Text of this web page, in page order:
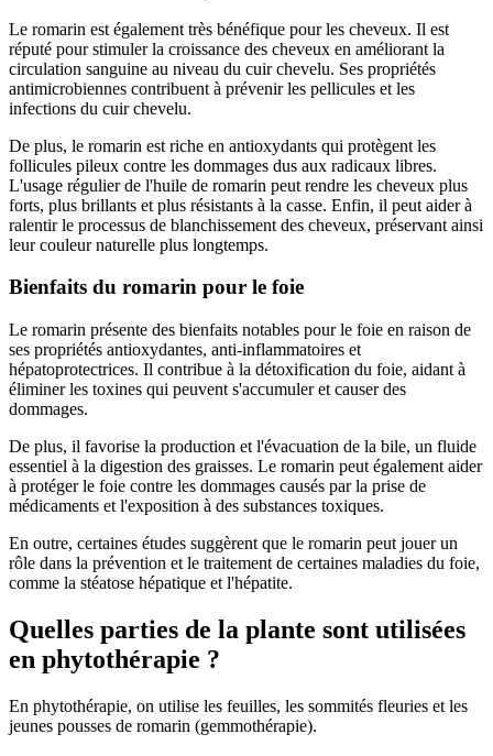
Le romarin est également très bénéfique pour les cheveux. Il est
réputé pour stimuler la croissance des cheveux en améliorant la
circulation sanguine au niveau du cuir chevelu. Ses propriétés
antimicrobiennes contribuent à prévenir les pellicules et les
infections du cuir chevelu.
De plus, le romarin est riche en antioxydants qui protègent les
follicules pileux contre les dommages dus aux radicaux libres.
L'usage régulier de l'huile de romarin peut rendre les cheveux plus
forts, plus brillants et plus résistants à la casse. Enfin, il peut aider à
ralentir le processus de blanchissement des cheveux, préservant ainsi
leur couleur naturelle plus longtemps.
Bienfaits du romarin pour le foie
Le romarin présente des bienfaits notables pour le foie en raison de
ses propriétés antioxydantes, anti-inflammatoires et
hépatoprotectrices. Il contribue à la détoxification du foie, aidant à
éliminer les toxines qui peuvent s'accumuler et causer des
dommages.
De plus, il favorise la production et l'évacuation de la bile, un fluide
essentiel à la digestion des graisses. Le romarin peut également aider
à protéger le foie contre les dommages causés par la prise de
médicaments et l'exposition à des substances toxiques.
En outre, certaines études suggèrent que le romarin peut jouer un
rôle dans la prévention et le traitement de certaines maladies du foie,
comme la stéatose hépatique et l'hépatite.
Quelles parties de la plante sont utilisées
en phytothérapie ?
En phytothérapie, on utilise les feuilles, les sommités fleuries et les
jeunes pousses de romarin (gemmothérapie).